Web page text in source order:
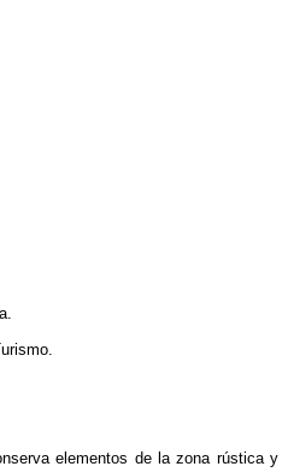
elementos de la zona rústica y